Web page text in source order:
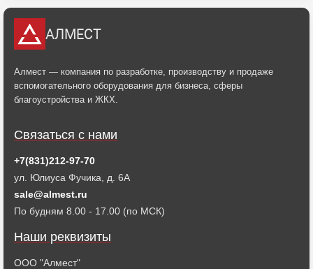
АЛМЕСТ
Алмест — компания по разработке, производству и продаже
вспомогательного оборудования для бизнеса, сферы
благоустройства и ЖКХ.
Связаться с нами
+7(831)212-97-70
ул. Юлиуса Фучика, д. 6А
sale@almest.ru
По будням 8.00 - 17.00 (по МСК)
Наши реквизиты
ООО "Алмест"